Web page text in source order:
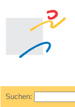
Suchen: